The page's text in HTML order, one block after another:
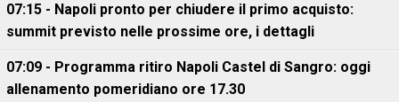
07:15 - Napoli pronto per chiudere il primo acquisto:
summit previsto nelle prossime ore, i dettagli
07:09 - Programma ritiro Napoli Castel di Sangro: oggi
allenamento pomeridiano ore 17.30